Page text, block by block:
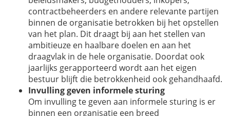
contractbeheerders en andere relevante partijen
binnen de organisatie betrokken bij het opstellen
van het plan. Dit draagt bij aan het stellen van
ambitieuze en haalbare doelen en aan het
draagvlak in de hele organisatie. Doordat ook
jaarlijks gerapporteerd wordt aan het eigen
bestuur blijft die betrokkenheid ook gehandhaafd.
Invulling geven informele sturing
Om invulling te geven aan informele sturing is er
binnen een organisatie een breed